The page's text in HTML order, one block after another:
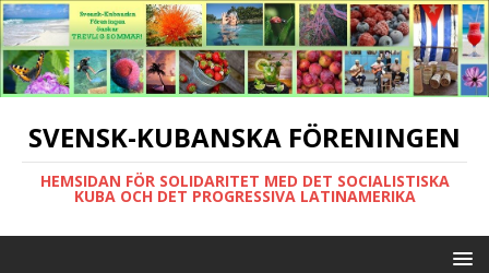
SVENSK-KUBANSKA FÖRENINGEN
HEMSIDAN FÖR SOLIDARITET MED DET SOCIALISTISKA
KUBA OCH DET PROGRESSIVA LATINAMERIKA